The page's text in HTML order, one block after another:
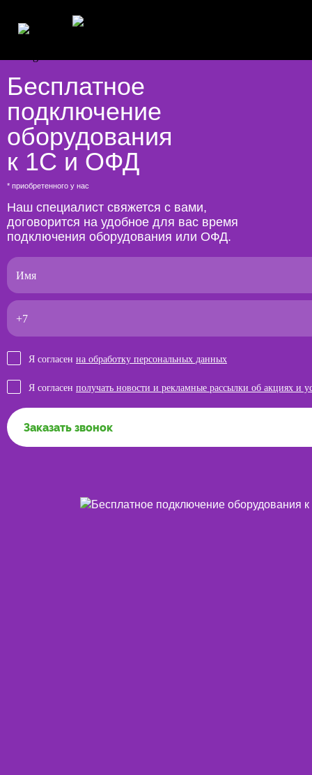
Бесплатное
подключение
оборудования
к 1С и ОФД
* приобретенного у нас
Наш специалист свяжется с вами,
договорится на удобное для вас время
подключения оборудования или ОФД.
Я согласен на обработку персональных данных
Я согласен получать новости и рекламные рассылки об акциях и
Заказать звонок